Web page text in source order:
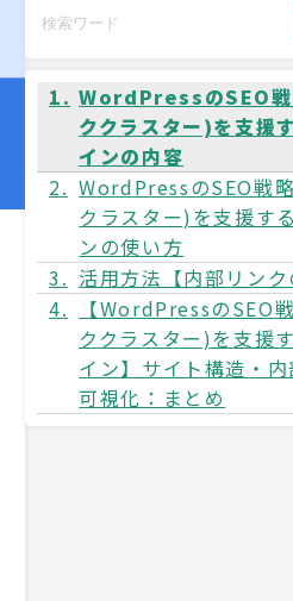
WordPressのSEO戦
ククラスター)を支援
インの内容
WordPressのSEO戦
クラスター)を支援す
ンの使い方
活用方法【内部リンク
【WordPressのSEO
ククラスター)を支援
イン】サイト構造・
可視化：まとめ